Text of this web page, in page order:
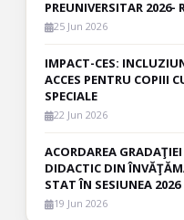
PREUNIVERSITAR 2026-
25 Jun 2026
IMPACT-CES:
ACCES PENTRU COPIII
SPECIALE
22 Jun 2026
ACORDAREA
DIDACTIC DIN
STAT ÎN SESIUNEA 2026
19 Jun 2026